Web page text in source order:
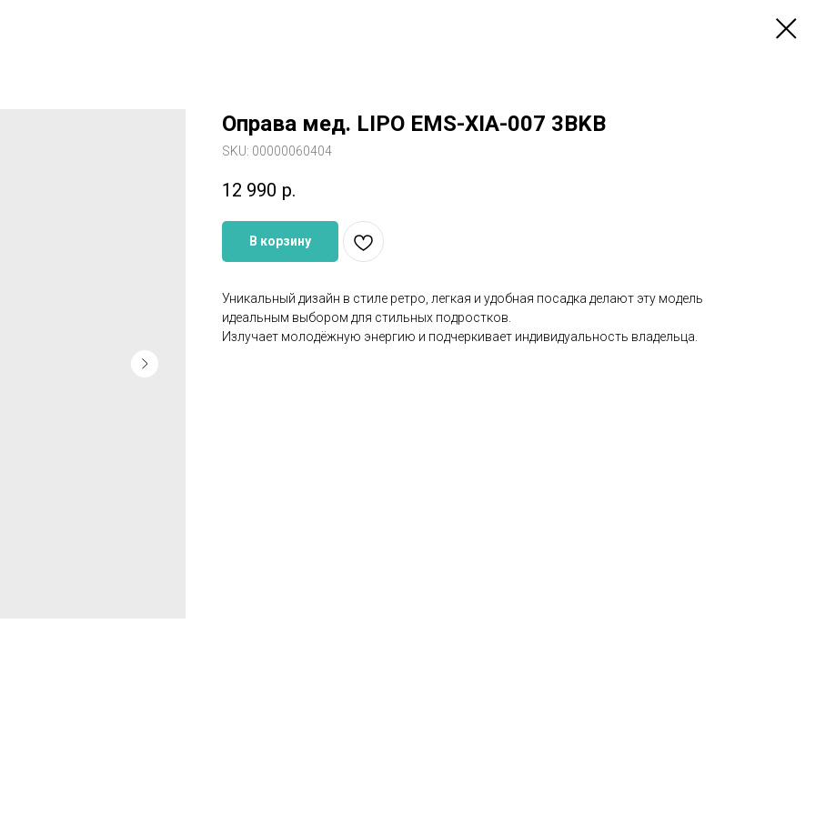
Оправа мед. LIPO EMS-XIA-007 3BKB
SKU: 00000060404
12 990 р.
В корзину
Уникальный дизайн в стиле ретро, легкая и удобная посадка делают эту модель
идеальным выбором для стильных подростков.
Излучает молодёжную энергию и подчеркивает индивидуальность владельца.